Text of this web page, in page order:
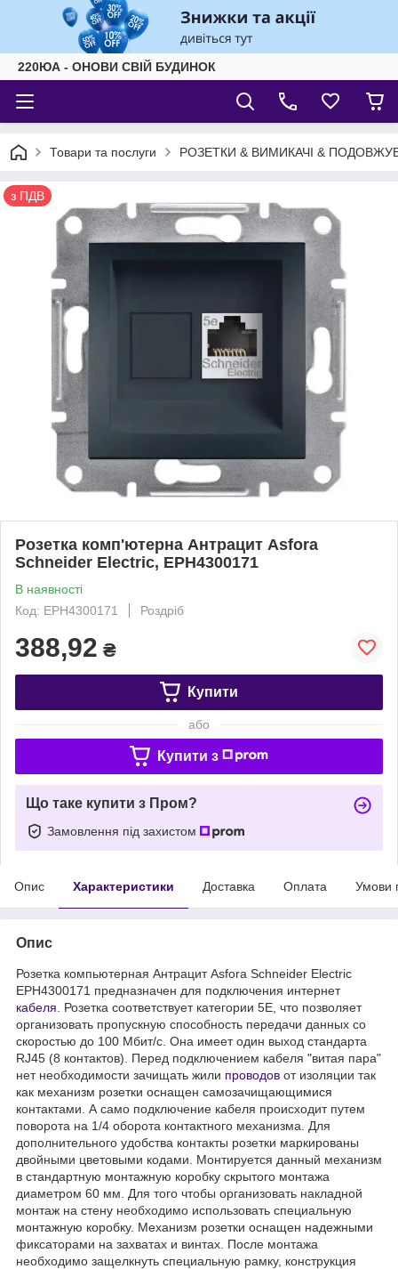
220ЮА - ОНОВИ СВІЙ БУДИНОК
Товари та послуги РОЗЕТКИ & ВИМИКАЧІ &
з ПДВ
Розетка комп'ютерна Антрацит Asfora
Schneider Electric, EPH4300171
В наявності
Код: EPH4300171
Роздріб
388,92 ₴
Купити
або
Купити з
Що таке купити з Пром?
Замовлення під захистом
Опис Характеристики Доставка Оплата Умови
Опис
Розетка компьютерная Антрацит Asfora Schneider Electric
EPH4300171 предназначен для подключения интернет
кабеля . Розетка соответствует категории 5Е, что позволяет
организовать пропускную способность передачи данных со
скоростью до 100 Мбит/с. Она имеет один выход стандарта
RJ45 (8 контактов). Перед подключением кабеля "витая пара"
нет необходимости зачищать жили проводов от изоляции так
как механизм розетки оснащен самозачищающимися
контактами. А само подключение кабеля происходит путем
поворота на 1/4 оборота контактного механизма. Для
дополнительного удобства контакты розетки маркированы
двойными цветовыми кодами. Монтируется данный механизм
в стандартную монтажную коробку скрытого монтажа
диаметром 60 мм. Для того чтобы организовать накладной
монтаж на стену необходимо использовать специальную
монтажную коробку. Механизм розетки оснащен надежными
фиксаторами на захватах и винтах. После монтажа
необходимо защелкнуть специальную рамку, конструкция